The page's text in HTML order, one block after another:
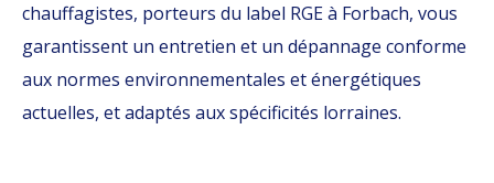
chauffagistes, porteurs du label RGE à Forbach, vous
garantissent un entretien et un dépannage conforme
aux normes environnementales et énergétiques
actuelles, et adaptés aux spécificités lorraines.